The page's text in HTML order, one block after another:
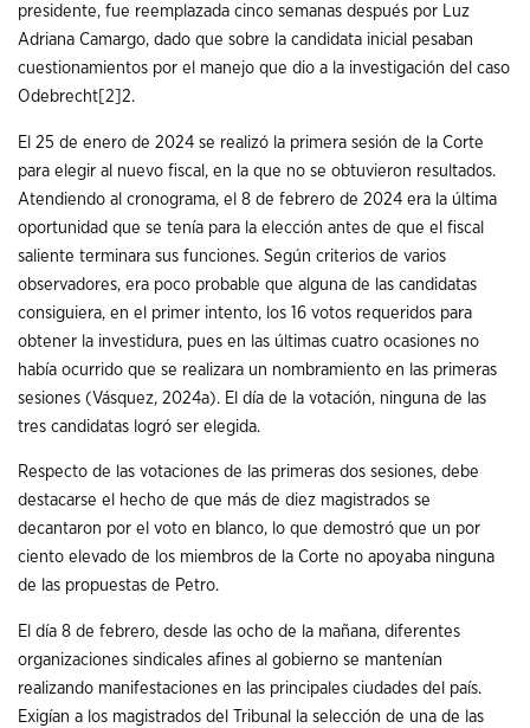
presidente, fue reemplazada cinco semanas después por Luz
Adriana Camargo, dado que sobre la candidata inicial pesaban
cuestionamientos por el manejo que dio a la investigación del caso
Odebrecht [2] 2.
El 25 de enero de 2024 se realizó la primera sesión de la Corte
para elegir al nuevo fiscal, en la que no se obtuvieron resultados.
Atendiendo al cronograma, el 8 de febrero de 2024 era la última
oportunidad que se tenía para la elección antes de que el fiscal
saliente terminara sus funciones. Según criterios de varios
observadores, era poco probable que alguna de las candidatas
consiguiera, en el primer intento, los 16 votos requeridos para
obtener la investidura, pues en las últimas cuatro ocasiones no
había ocurrido que se realizara un nombramiento en las primeras
sesiones (Vásquez, 2024a). El día de la votación, ninguna de las
tres candidatas logró ser elegida.
Respecto de las votaciones de las primeras dos sesiones, debe
destacarse el hecho de que más de diez magistrados se
decantaron por el voto en blanco, lo que demostró que un por
ciento elevado de los miembros de la Corte no apoyaba ninguna
de las propuestas de Petro.
El día 8 de febrero, desde las ocho de la mañana, diferentes
organizaciones sindicales afines al gobierno se mantenían
realizando manifestaciones en las principales ciudades del país.
Exigían a los magistrados del Tribunal la selección de una de las